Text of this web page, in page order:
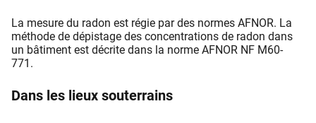
La mesure du radon est régie par des normes AFNOR. La
méthode de dépistage des concentrations de radon dans
un bâtiment est décrite dans la norme AFNOR NF M60-
771.
Dans les lieux souterrains